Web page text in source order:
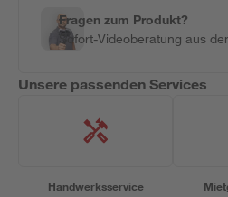
Fragen zum Produkt?
Sofort-Videoberatung aus
Unsere passenden Services
Handwerksservice